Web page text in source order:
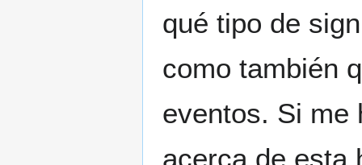
qué tipo de
como también
eventos. Si me
acerca de esta